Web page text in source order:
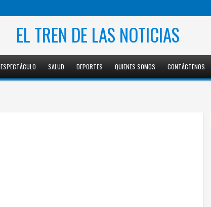
EL TREN DE LAS NOTICIAS
ESPECTÁCULO SALUD DEPORTES QUIENES SOMOS CONTÁCTENOS